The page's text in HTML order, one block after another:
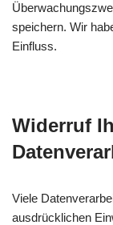
speichern. Wir
Einfluss.
Widerruf
Viele
ausdrücklichen